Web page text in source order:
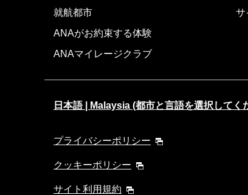
就航都市
ANAがお約束する体験
ANAマイレージクラブ
サ
日本語 | Malaysia (都市と言語を選択してく
プライバシーポリシー
クッキーポリシー
サイト利用規約